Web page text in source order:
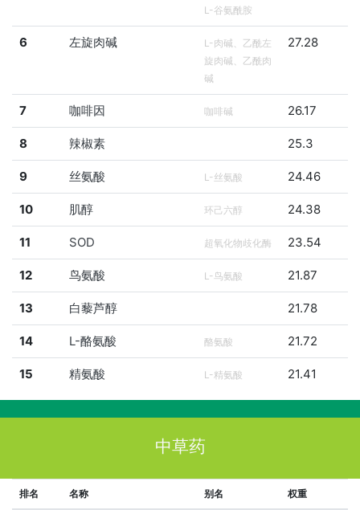
L-谷氨酰胺
6 左旋肉碱
L-肉碱、乙酰左
旋肉碱、乙酰肉
碱
27.28
7 咖啡因 咖啡碱 26.17
8 辣椒素 25.3
9 丝氨酸 L-丝氨酸 24.46
10 肌醇 环己六醇 24.38
11 SOD 超氧化物歧化酶 23.54
12 鸟氨酸 L-鸟氨酸 21.87
13 白藜芦醇 21.78
14 L-酪氨酸 酪氨酸 21.72
15 精氨酸 L-精氨酸 21.41
中草药
排名 名称 别名 权重